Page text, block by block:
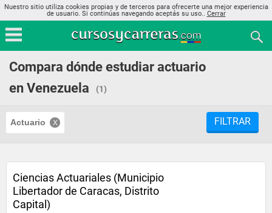
Nuestro sitio utiliza cookies propias y de terceros para ofrecerte una mejor experiencia
de usuario. Si continúas navegando aceptás su uso.. Cerrar
Compara dónde estudiar actuario
en Venezuela
(1)
Actuario FILTRAR
Ciencias Actuariales (Municipio
Libertador de Caracas, Distrito
Capital)